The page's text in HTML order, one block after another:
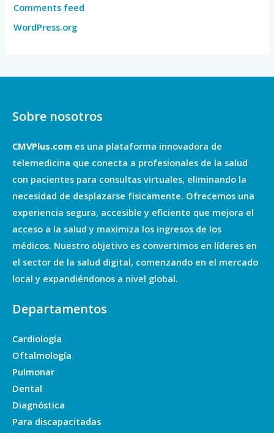
Comments feed
WordPress.org
Sobre nosotros
CMVPlus.com es una plataforma innovadora de
telemedicina que conecta a profesionales de la salud
con pacientes para consultas virtuales, eliminando la
necesidad de desplazarse físicamente. Ofrecemos una
experiencia segura, accesible y eficiente que mejora el
acceso a la salud y maximiza los ingresos de los
médicos. Nuestro objetivo es convertirnos en líderes en
el sector de la salud digital, comenzando en el mercado
local y expandiéndonos a nivel global.
Departamentos
Cardiología
Oftalmología
Pulmonar
Dental
Diagnóstica
Para discapacitadas